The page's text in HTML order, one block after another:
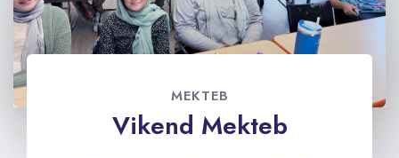
MEKTEB
Vikend Mekteb